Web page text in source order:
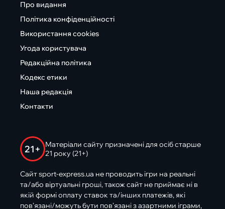
Про видання
Політика конфіденційності
Використання cookies
Угода користувача
Редакційна політика
Кодекс етики
Наша редакція
Контакти
21+
Матеріали сайту призначені для осіб старше
21 року (21+)
Сайт sport-express.ua не проводить ігри на реальні
та/або віртуальні гроші, також сайт не приймає ні в
якій формі оплату ставок та/інших платежів, які
пов’язані/можуть бути пов’язані з азартними іграми,